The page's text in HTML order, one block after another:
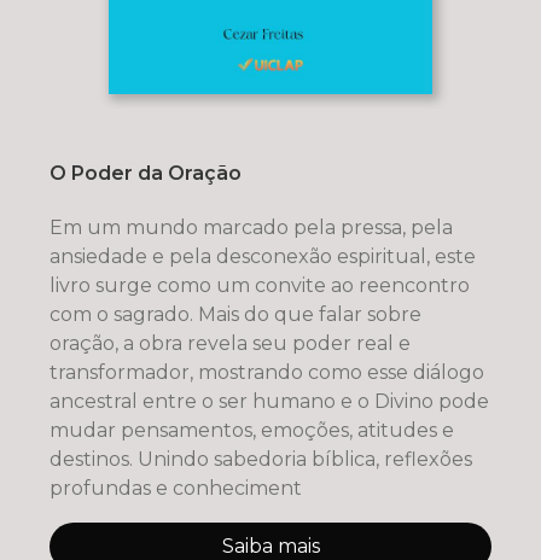
O Poder da Oração
Em um mundo marcado pela pressa, pela
ansiedade e pela desconexão espiritual, este
livro surge como um convite ao reencontro
com o sagrado. Mais do que falar sobre
oração, a obra revela seu poder real e
transformador, mostrando como esse diálogo
ancestral entre o ser humano e o Divino pode
mudar pensamentos, emoções, atitudes e
destinos. Unindo sabedoria bíblica, reflexões
profundas e conheciment
Saiba mais